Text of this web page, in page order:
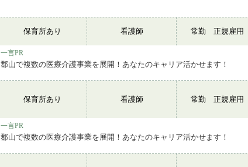
保育所あり 看護師 常勤 正規雇用
一言PR
郡山で複数の医療介護事業を展開！あなたのキャリア活かせます！
保育所あり 看護師 常勤 正規雇用
一言PR
郡山で複数の医療介護事業を展開！あなたのキャリア活かせます！